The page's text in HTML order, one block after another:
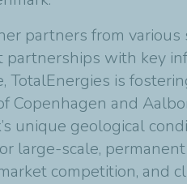
partners from various
with key
is
and
unique geological
large-scale,
competition, and